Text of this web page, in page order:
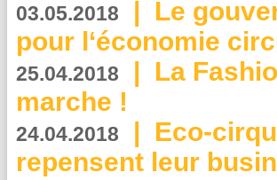
03.05.2018 | Le
pour l‘économie
25.04.2018 | La
marche !
24.04.2018 | Eco-
repensent leur